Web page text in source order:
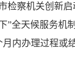
检察机关创新
”全天候服务机
内办理过程或